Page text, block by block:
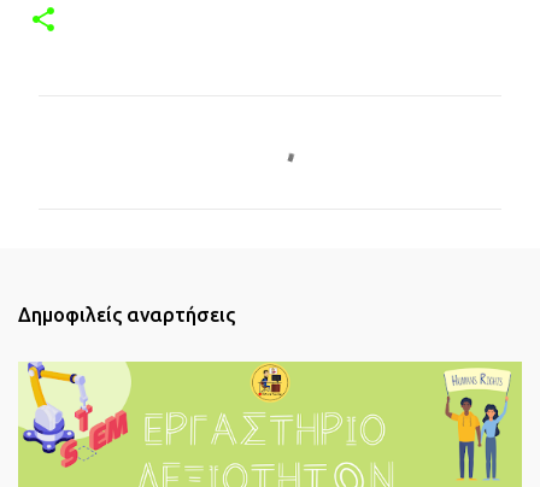
Δημοφιλείς αναρτήσεις